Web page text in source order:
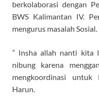
berkolaborasi dengan
BWS Kalimantan IV.
mengurus masalah Sosial.
” Insha allah nanti kita
nibung karena
mengkoordinasi untuk
Harun.